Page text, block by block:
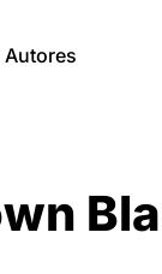
Autores